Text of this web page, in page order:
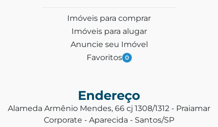
Imóveis para comprar
Imóveis para alugar
Anuncie seu Imóvel
Favoritos 0
Endereço
Alameda Armênio Mendes, 66 cj 1308/1312 - Praiamar
Corporate - Aparecida - Santos/SP